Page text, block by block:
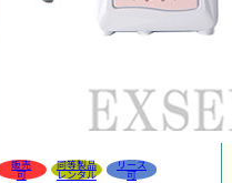
販売
可
同等製品
レンタル
リース
可